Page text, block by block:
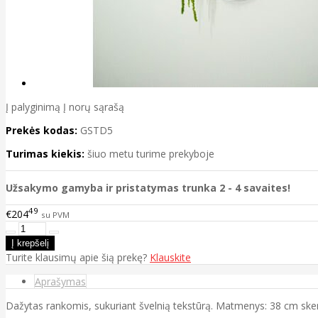
Į palyginimą Į norų sąrašą
Prekės kodas: GSTD5
Turimas kiekis: šiuo metu turime prekyboje
Užsakymo gamyba ir pristatymas trunka 2 - 4 savaites!
€20449 su PVM
Turite klausimų apie šią prekę? Klauskite
Aprašymas
Dažytas rankomis, sukuriant švelnią tekstūrą. Matmenys: 38 cm